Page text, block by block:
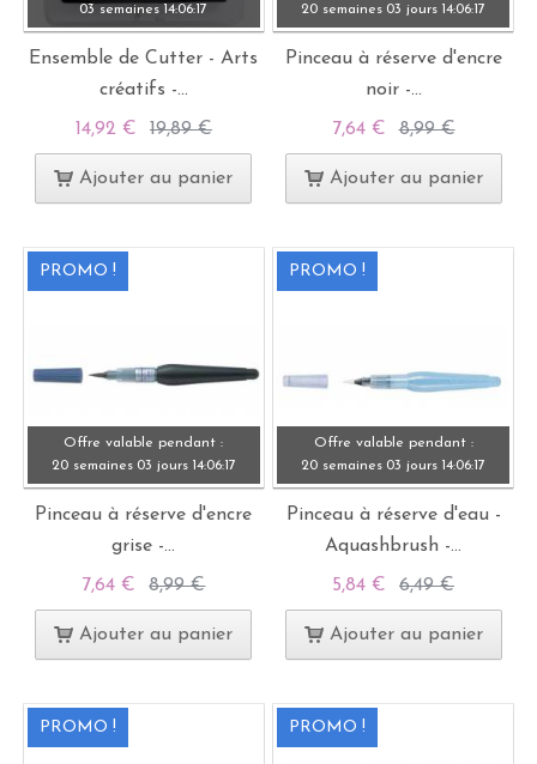
03 semaines 14:06:15
Ensemble de Cutter - Arts
créatifs -...
14,92 € 19,89 €
Ajouter au panier
20 semaines 03 jours 14:06:15
Pinceau à réserve d'encre
noir -...
7,64 € 8,99 €
Ajouter au panier
PROMO !
Offre valable pendant :
20 semaines 03 jours 14:06:15
Pinceau à réserve d'encre
grise -...
7,64 € 8,99 €
Ajouter au panier
PROMO !
Offre valable pendant :
20 semaines 03 jours 14:06:15
Pinceau à réserve d'eau -
Aquashbrush -...
5,84 € 6,49 €
Ajouter au panier
PROMO ! PROMO !